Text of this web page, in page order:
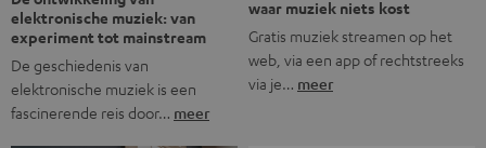
elektronische muziek: van
experiment tot mainstream
De geschiedenis van
elektronische muziek is een
fascinerende reis door… meer
waar muziek niets kost
Gratis muziek streamen op het
web, via een app of rechtstreeks
via je… meer